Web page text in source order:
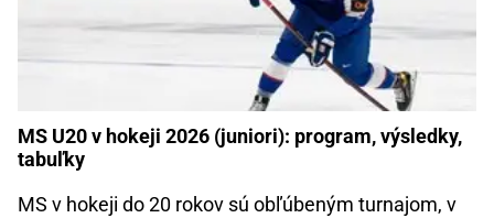
MS U20 v hokeji 2026 (juniori): program, výsledky,
tabuľky
MS v hokeji do 20 rokov sú obľúbeným turnajom, v